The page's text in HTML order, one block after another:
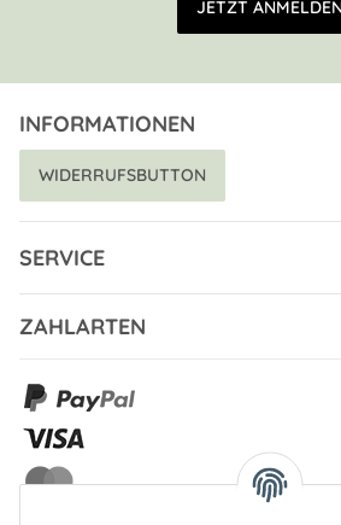
JETZT
INFORMATIONEN
WIDERRUFSBUTTON
SERVICE
ZAHLARTEN